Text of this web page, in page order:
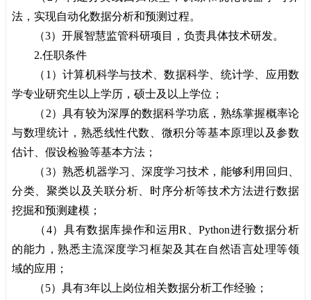
法，实现自动化数据分析和预测过程。
（3）开展智慧监管科研项目，负责具体技术研发。
2.任职条件
（1）计算机科学与技术、数据科学、统计学、应用数
学专业研究生以上学历，硕士及以上学位；
（2）具有较为深厚的数据科学功底，熟练掌握概率论
与数理统计，熟悉线性代数、微积分等基本原理以及参数
估计、假设检验等基本方法；
（3）熟悉机器学习、深度学习技术，能够利用回归、
分类、聚类以及关联分析、时序分析等技术方法进行数据
挖掘和预测建模；
（4）具有数据库操作和运用R、Python进行数据分析
的能力，熟悉主流深度学习框架及其在自然语言处理等领
域的应用；
（5）具有3年以上岗位相关数据分析工作经验；